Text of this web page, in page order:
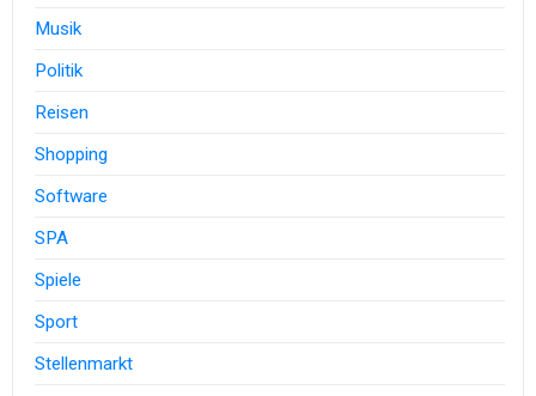
Musik
Politik
Reisen
Shopping
Software
SPA
Spiele
Sport
Stellenmarkt